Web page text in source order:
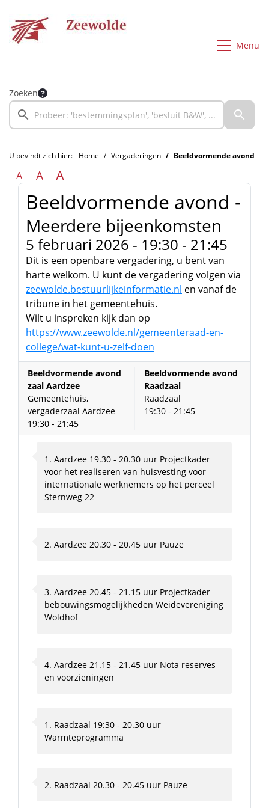
Menu
Zoeken
U bevindt zich hier: Home Vergaderingen Beeldvormende avond
A A A
Beeldvormende avond -
Meerdere bijeenkomsten
5 februari 2026 - 19:30 - 21:45
Dit is een openbare vergadering, u bent van
harte welkom. U kunt de vergadering volgen via
zeewolde.bestuurlijkeinformatie.nl en vanaf de
tribune in het gemeentehuis.
Wilt u inspreken kijk dan op
https://www.zeewolde.nl/gemeenteraad-en-
college/wat-kunt-u-zelf-doen
Beeldvormende avond
zaal Aardzee
Gemeentehuis,
vergaderzaal Aardzee
19:30 - 21:45
Beeldvormende avond
Raadzaal
Raadzaal
19:30 - 21:45
1. Aardzee 19.30 - 20.30 uur Projectkader
voor het realiseren van huisvesting voor
internationale werknemers op het perceel
Sternweg 22
2. Aardzee 20.30 - 20.45 uur Pauze
3. Aardzee 20.45 - 21.15 uur Projectkader
bebouwingsmogelijkheden Weidevereniging
Woldhof
4. Aardzee 21.15 - 21.45 uur Nota reserves
en voorzieningen
1. Raadzaal 19:30 - 20.30 uur
Warmteprogramma
2. Raadzaal 20.30 - 20.45 uur Pauze